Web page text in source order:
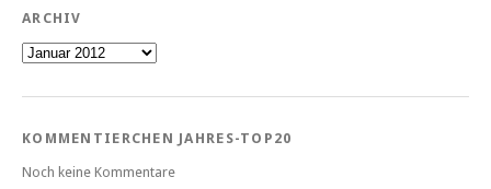
ARCHIV
Archiv
KOMMENTIERCHEN JAHRES-TOP20
Noch keine Kommentare